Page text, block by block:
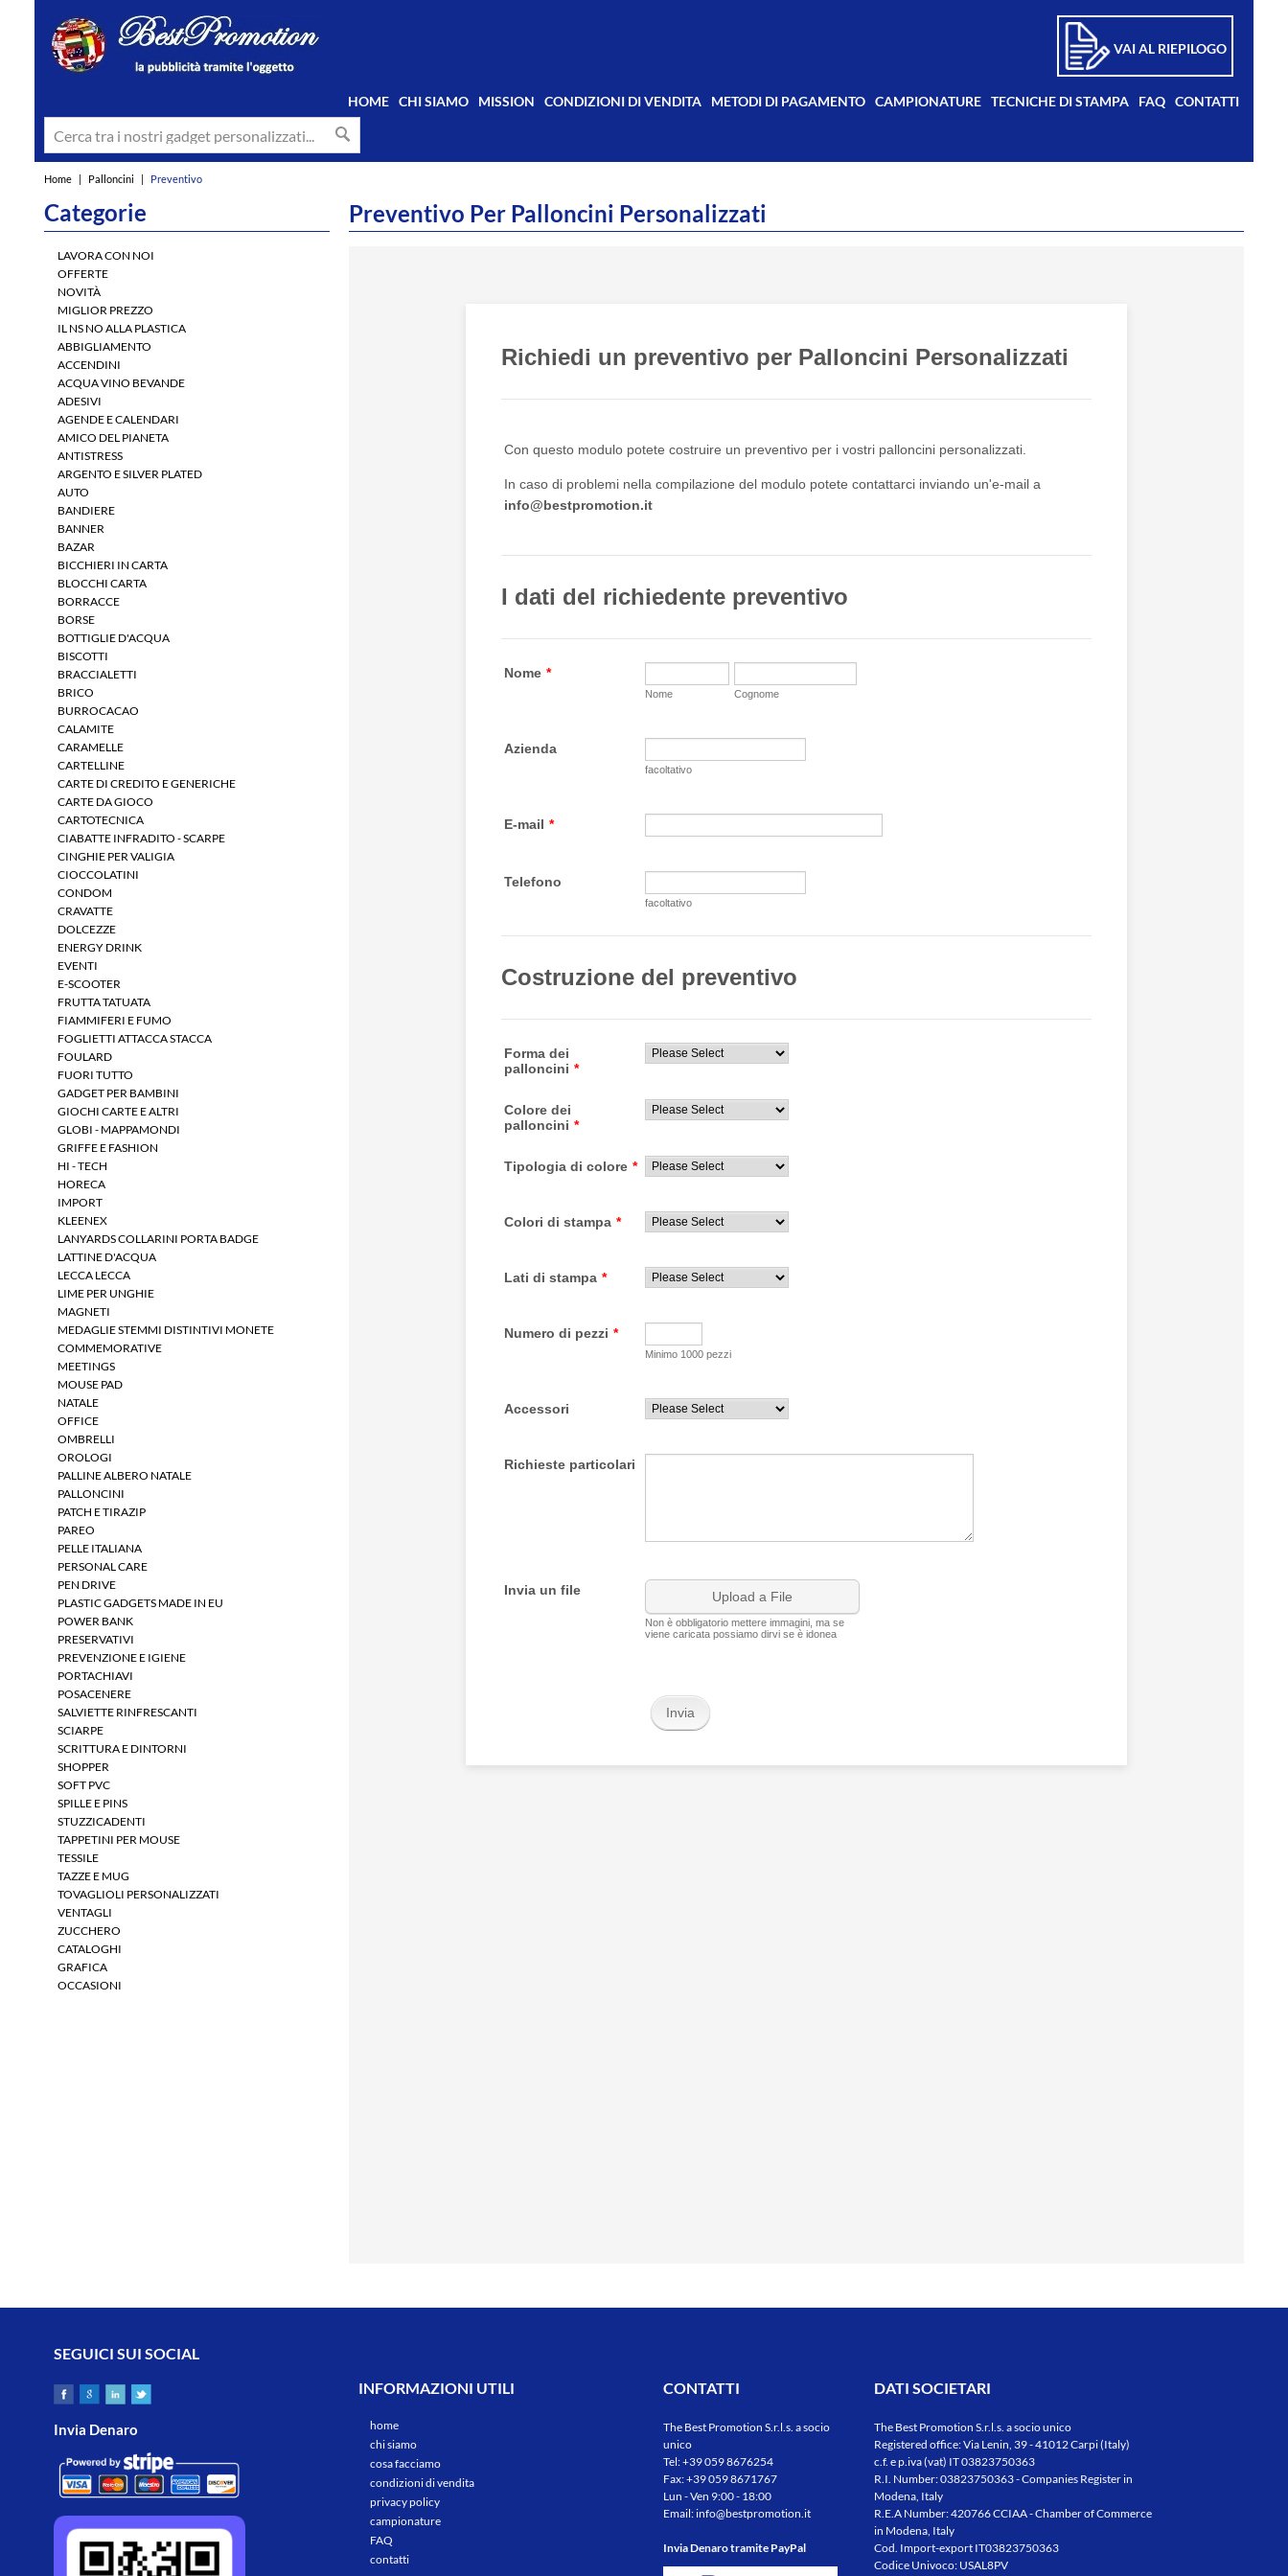
VAI AL RIEPILOGO
HOME CHI SIAMO MISSION CONDIZIONI DI VENDITA METODI DI PAGAMENTO CAMPIONATURE TECNICHE DI STAMPA FAQ CONTATTI
Home | Palloncini | Preventivo
Preventivo Per Palloncini Personalizzati
Categorie
LAVORA CON NOI
OFFERTE
NOVITÀ
MIGLIOR PREZZO
IL NS NO ALLA PLASTICA
ABBIGLIAMENTO
ACCENDINI
ACQUA VINO BEVANDE
ADESIVI
AGENDE E CALENDARI
AMICO DEL PIANETA
ANTISTRESS
ARGENTO E SILVER PLATED
AUTO
BANDIERE
BANNER
BAZAR
BICCHIERI IN CARTA
BLOCCHI CARTA
BORRACCE
BORSE
BOTTIGLIE D'ACQUA
BISCOTTI
BRACCIALETTI
BRICO
BURROCACAO
CALAMITE
CARAMELLE
CARTELLINE
CARTE DI CREDITO E GENERICHE
CARTE DA GIOCO
CARTOTECNICA
CIABATTE INFRADITO - SCARPE
CINGHIE PER VALIGIA
CIOCCOLATINI
CONDOM
CRAVATTE
DOLCEZZE
ENERGY DRINK
EVENTI
E-SCOOTER
FRUTTA TATUATA
FIAMMIFERI E FUMO
FOGLIETTI ATTACCA STACCA
FOULARD
FUORI TUTTO
GADGET PER BAMBINI
GIOCHI CARTE E ALTRI
GLOBI - MAPPAMONDI
GRIFFE E FASHION
HI - TECH
HORECA
IMPORT
KLEENEX
LANYARDS COLLARINI PORTA BADGE
LATTINE D'ACQUA
LECCA LECCA
LIME PER UNGHIE
MAGNETI
MEDAGLIE STEMMI DISTINTIVI MONETE
COMMEMORATIVE
MEETINGS
MOUSE PAD
NATALE
OFFICE
OMBRELLI
OROLOGI
PALLINE ALBERO NATALE
PALLONCINI
PATCH E TIRAZIP
PAREO
PELLE ITALIANA
PERSONAL CARE
PEN DRIVE
PLASTIC GADGETS MADE IN EU
POWER BANK
PRESERVATIVI
PREVENZIONE E IGIENE
PORTACHIAVI
POSACENERE
SALVIETTE RINFRESCANTI
SCIARPE
SCRITTURA E DINTORNI
SHOPPER
SOFT PVC
SPILLE E PINS
STUZZICADENTI
TAPPETINI PER MOUSE
TESSILE
TAZZE E MUG
TOVAGLIOLI PERSONALIZZATI
VENTAGLI
ZUCCHERO
CATALOGHI
GRAFICA
OCCASIONI
SEGUICI SUI SOCIAL
Invia Denaro
INFORMAZIONI UTILI
home
chi siamo
cosa facciamo
condizioni di vendita
privacy policy
campionature
FAQ
contatti
CONTATTI
The Best Promotion S.r.l.s. a socio
unico
Tel:+39 059 8676254
Fax: +39 059 8671767
Lun - Ven 9:00 - 18:00
Email:info@bestpromotion.it
Invia Denaro tramite PayPal
DATI SOCIETARI
The Best Promotion S.r.l.s. a socio unico
Registered office: Via Lenin, 39 - 41012 Carpi (Italy)
c.f. e p.iva (vat) IT 03823750363
R.I. Number: 03823750363 - Companies Register in
Modena, Italy
R.E.A Number: 420766 CCIAA - Chamber of Commerce
in Modena, Italy
Cod. Import-export IT03823750363
Codice Univoco: USAL8PV